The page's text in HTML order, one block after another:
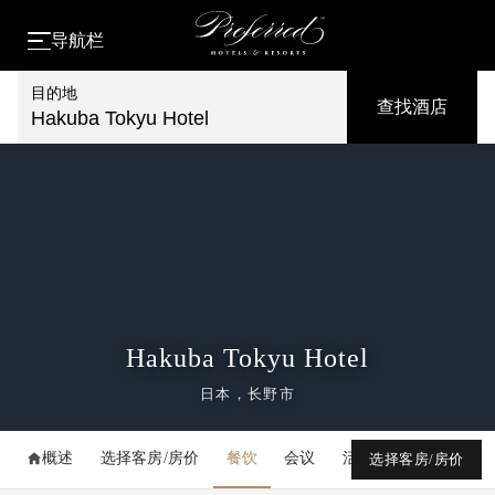
导航栏
目的地
Hakuba Tokyu Hotel
查找酒店
Hakuba Tokyu Hotel
日本，长野市
概述 选择客房/房价 餐饮 会议 活动 媒体库
选择客房/房价